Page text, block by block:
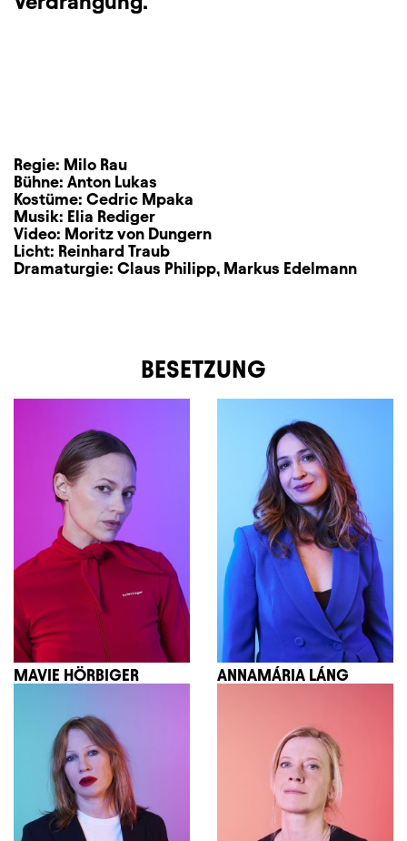
Regie: Milo Rau
Bühne: Anton Lukas
Kostüme: Cedric Mpaka
Musik: Elia Rediger
Video: Moritz von Dungern
Licht: Reinhard Traub
Dramaturgie: Claus Philipp, Markus Edelmann
BESETZUNG
MAVIE HÖRBIGER ANNAMÁRIA LÁNG